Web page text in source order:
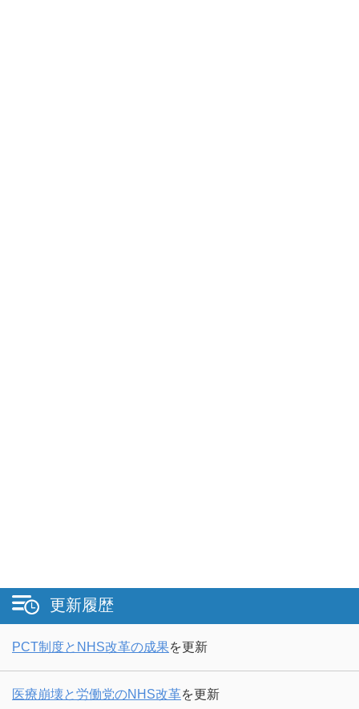
更新履歴
PCT制度とNHS改革の成果を更新
医療崩壊と労働党のNHS改革を更新